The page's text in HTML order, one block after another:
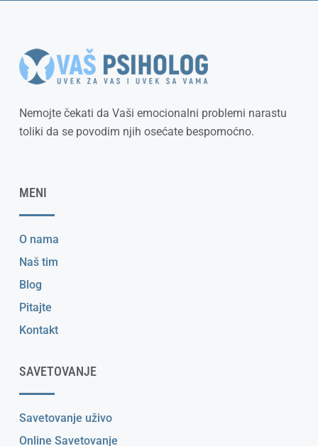
Nemojte čekati da Vaši emocionalni problemi narastu
toliki da se povodim njih osećate bespomoćno.
MENI
O nama
Naš tim
Blog
Pitajte
Kontakt
SAVETOVANJE
Savetovanje uživo
Online Savetovanje